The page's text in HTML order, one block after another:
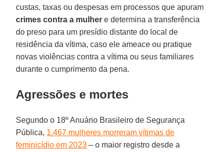
custas, taxas ou despesas em processos que apuram
crimes contra a mulher e determina a transferência
do preso para um presídio distante do local de
residência da vítima, caso ele ameace ou pratique
novas violências contra a vítima ou seus familiares
durante o cumprimento da pena.
Agressões e mortes
Segundo o 18º Anuário Brasileiro de Segurança
Pública, 1.467 mulheres morreram vítimas de
feminicídio em 2023 – o maior registro desde a